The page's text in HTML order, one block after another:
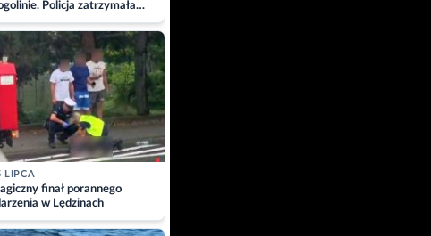
Policja zatrzymała
LIPCA
finał porannego
w Lędzinach